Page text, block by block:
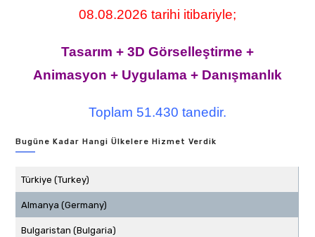
08.08.2026 tarihi itibariyle;
Tasarım + 3D Görselleştirme +
Animasyon + Uygulama + Danışmanlık
Toplam 51.430 tanedir.
Bugüne Kadar Hangi Ülkelere Hizmet Verdik
Türkiye (Turkey)
Almanya (Germany)
Bulgaristan (Bulgaria)